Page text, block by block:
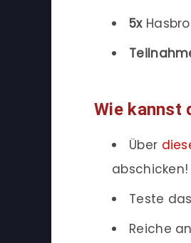
5x
Wie kannst
Über
abschicken!
Teste
Reiche